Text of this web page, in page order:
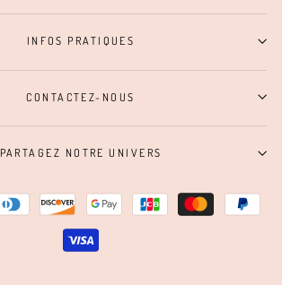
INFOS PRATIQUES
CONTACTEZ-NOUS
PARTAGEZ NOTRE UNIVERS